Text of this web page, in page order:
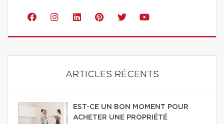
ARTICLES RÉCENTS
EST-CE UN BON MOMENT POUR
ACHETER UNE PROPRIÉTÉ